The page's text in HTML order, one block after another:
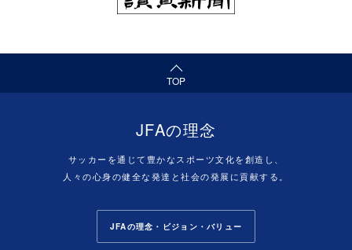
TOP
（ページの先頭へ）
JFAの理念
サッカーを通じて豊かなスポーツ文化を創造し、
人々の心身の健全な発達と社会の発展に貢献する。
JFAの理念・ビジョン・バリュー